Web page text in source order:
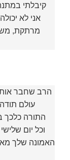
אני לא
מרתקת,
הרב שחבר
עולם
וכל יום
האמונה שלך